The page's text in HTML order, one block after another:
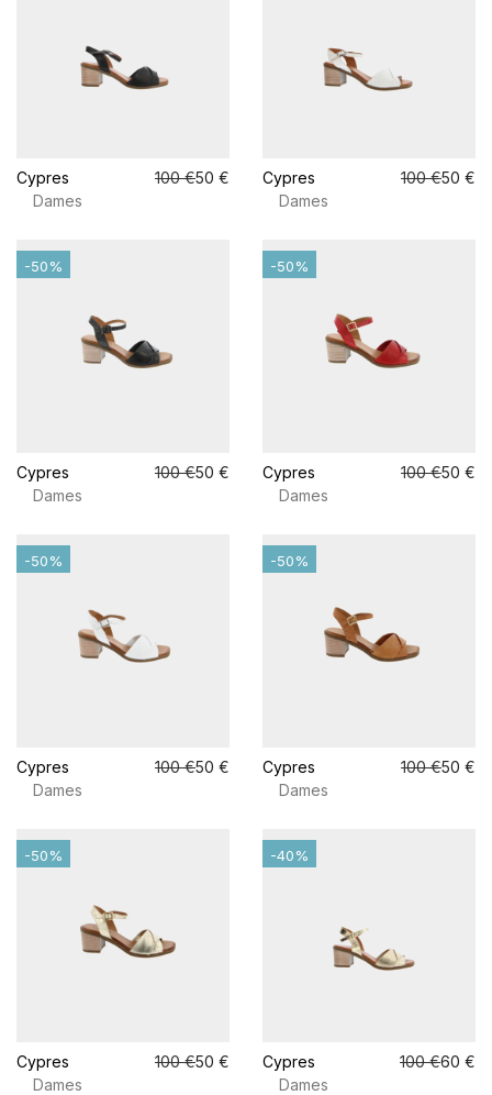
Cypres 100 €50 €
Dames
Cypres 100 €50 €
Dames
Cypres 100 €50 €
Dames
-50%
Cypres 100 €50 €
Dames
-50%
Cypres 100 €50 €
Dames
-50%
Cypres 100 €50 €
Dames
-50%
Cypres 100 €50 €
Dames
-50%
Cypres 100 €60 €
Dames
-40%